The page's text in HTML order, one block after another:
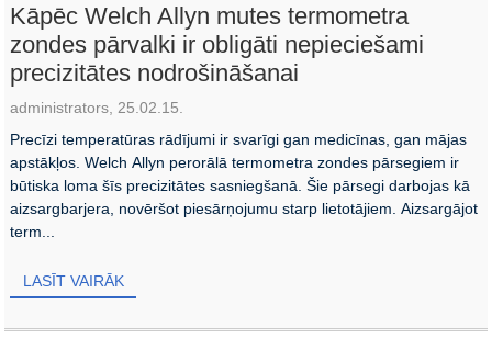
Kāpēc Welch Allyn mutes termometra
zondes pārvalki ir obligāti nepieciešami
precizitātes nodrošināšanai
administrators, 25.02.15.
Precīzi temperatūras rādījumi ir svarīgi gan medicīnas, gan mājas
apstākļos. Welch Allyn perorālā termometra zondes pārsegiem ir
būtiska loma šīs precizitātes sasniegšanā. Šie pārsegi darbojas kā
aizsargbarjera, novēršot piesārņojumu starp lietotājiem. Aizsargājot
term...
LASĪT VAIRĀK